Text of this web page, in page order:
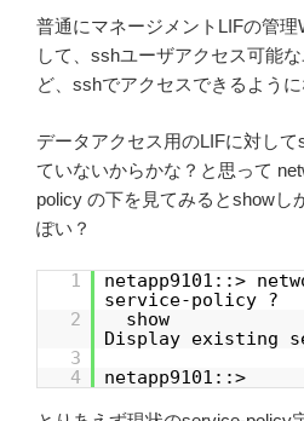
普通にマネージメントLIFの管
して、sshユーザアクセス可能
ど、sshでアクセスできるよう
データアクセス用のLIFに対し
ていないからかな？と思って
policy の下を見てみるとshowし
ぽい？
1
netapp9101::>
service-policy ?
2
Display existing
3
4
netapp9101::>